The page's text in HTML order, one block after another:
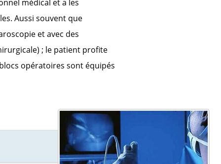
médical et a les
Aussi souvent que
et avec des
; le patient profite
opératoires sont équipés